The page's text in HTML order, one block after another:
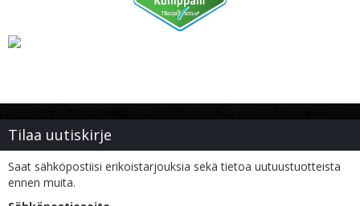
Tilaa uutiskirje
Saat sähköpostiisi erikoistarjouksia sekä tietoa uutuustuotteista
ennen muita.